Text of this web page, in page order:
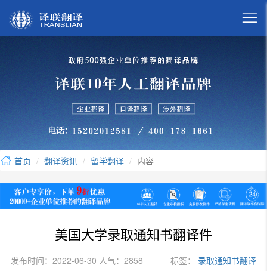

首页 翻译资讯 留学翻译 内容
美国大学录取通知书翻译件
发布时间：2022-06-30 人气：2858 标签： 录取通知书翻译